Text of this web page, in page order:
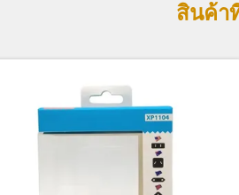
สินค้า